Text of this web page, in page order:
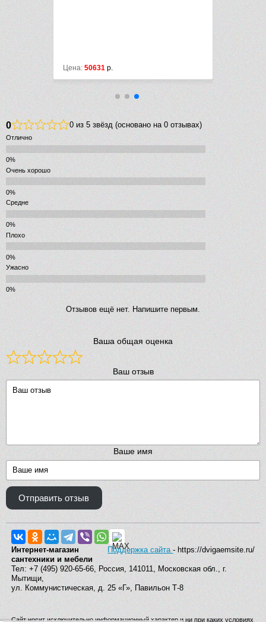
Цена: 50631 р. Цена:
0 0 из 5 звёзд (основано на 0 отзывах)
Отлично
Очень хорошо
Средне
Плохо
Ужасно
Отзывов ещё нет. Напишите первым.
Ваша общая оценка
Ваш отзыв
Ваше имя
Отправить отзыв
Поддержка сайта- https://dvigaemsite.ru/
Интернет-магазин
сантехники и мебели
Тел: +7 (495) 920-65-66, Россия, 141011, Московская обл., г.
Мытищи,
ул. Коммунистическая, д. 25 «Г», Павильон Т-8
Сайт носит исключительно информационный характер и ни при каких условиях